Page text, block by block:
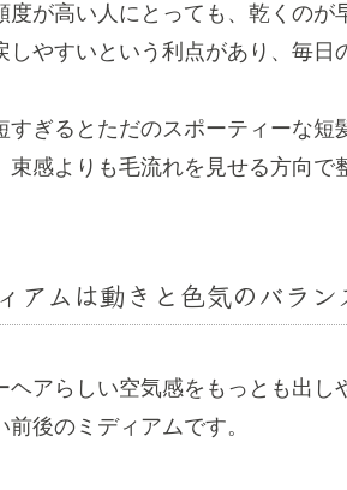
度が高い人にとっても、乾くの
しやすいという利点があり、毎日
すぎるとただのスポーティーな
束感よりも毛流れを見せる方向で
アムは動きと色気のバラ
ヘアらしい空気感をもっとも出
前後のミディアムです。